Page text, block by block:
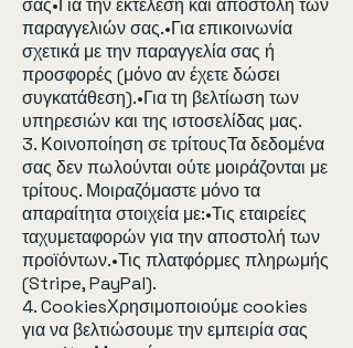
σας•Για την εκτέλεση και αποστολή των
παραγγελιών σας.•Για επικοινωνία
σχετικά με την παραγγελία σας ή
προσφορές (μόνο αν έχετε δώσει
συγκατάθεση).•Για τη βελτίωση των
υπηρεσιών και της ιστοσελίδας μας.
3. Κοινοποίηση σε τρίτουςΤα δεδομένα
σας δεν πωλούνται ούτε μοιράζονται με
τρίτους. Μοιραζόμαστε μόνο τα
απαραίτητα στοιχεία με:•Τις εταιρείες
ταχυμεταφορών για την αποστολή των
προϊόντων.•Τις πλατφόρμες πληρωμής
(Stripe, PayPal).
4. CookiesΧρησιμοποιούμε cookies
για να βελτιώσουμε την εμπειρία σας